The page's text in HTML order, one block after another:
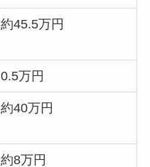
約45.5万円
0.5万円
約40万円
約8万円